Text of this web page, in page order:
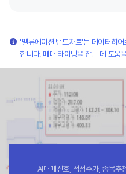
'밸류에이션 밴드차트'는 데이터히
합니다. 매매 타이밍을 잡는 데 도움
AI매매신호, 적정주가, 종목추